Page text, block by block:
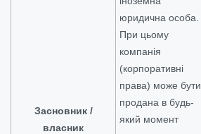
Засновник /
власник
юридична особа.
При цьому
компанія
(корпоративні
права) може бути
продана в будь-
який момент